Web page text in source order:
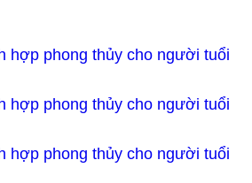
hợp phong thủy cho người tuổi
hợp phong thủy cho người tuổi
hợp phong thủy cho người tuổi